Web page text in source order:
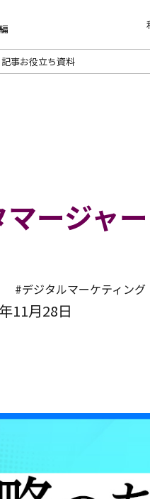
事お役立ち資料
ージャ
#デジタルマーケティン
11月28日